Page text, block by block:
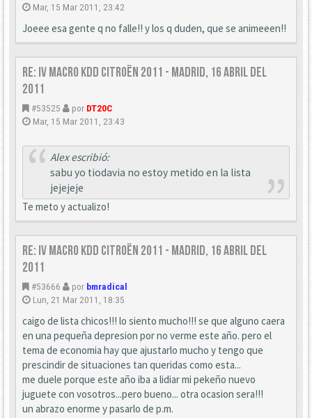
Mar, 15 Mar 2011, 23:42
Joeee esa gente q no falle!! y los q duden, que se animeeen!!
Re: IV Macro KDD Citroën 2011 - Madrid, 16 Abril del
2011
#53525 por DT20C
Mar, 15 Mar 2011, 23:43
Alex escribió:
sabu yo tiodavia no estoy metido en la lista
jejejeje
Te meto y actualizo!
Re: IV Macro KDD Citroën 2011 - Madrid, 16 Abril del
2011
#53666 por bmradical
Lun, 21 Mar 2011, 18:35
caigo de lista chicos!!! lo siento mucho!!! se que alguno caera
en una pequeña depresion por no verme este año. pero el
tema de economia hay que ajustarlo mucho y tengo que
prescindir de situaciones tan queridas como esta...
me duele porque este año iba a lidiar mi pekeño nuevo
juguete con vosotros...pero bueno... otra ocasion sera!!!
un abrazo enorme y pasarlo de p.m.